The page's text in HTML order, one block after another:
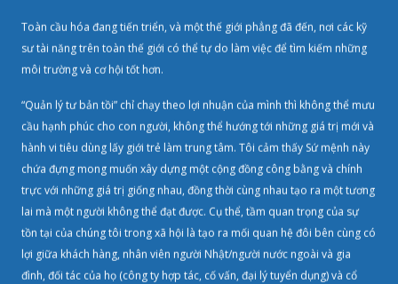
Toàn cầu hóa đang tiến triển, và một thế giới phẳng đã đến, nơi các kỹ
sư tài năng trên toàn thế giới có thể tự do làm việc để tìm kiếm những
môi trường và cơ hội tốt hơn.
“Quản lý tư bản tồi” chỉ chạy theo lợi nhuận của mình thì không thể mưu
cầu hạnh phúc cho con người, không thể hướng tới những giá trị mới và
hành vi tiêu dùng lấy giới trẻ làm trung tâm. Tôi cảm thấy Sứ mệnh này
chứa đựng mong muốn xây dựng một cộng đồng công bằng và chính
trực với những giá trị giống nhau, đồng thời cùng nhau tạo ra một tương
lai mà một người không thể đạt được. Cụ thể, tầm quan trọng của sự
tồn tại của chúng tôi trong xã hội là tạo ra mối quan hệ đôi bên cùng có
lợi giữa khách hàng, nhân viên người Nhật/người nước ngoài và gia
đình, đối tác của họ (công ty hợp tác, cố vấn, đại lý tuyển dụng) và cổ